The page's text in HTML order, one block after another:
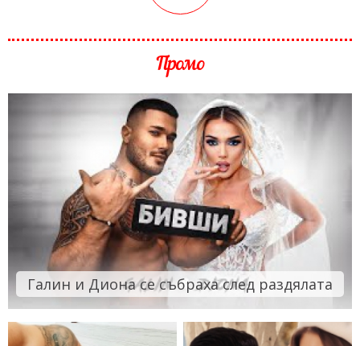
Промо
Галин и Диона се събраха след раздялата